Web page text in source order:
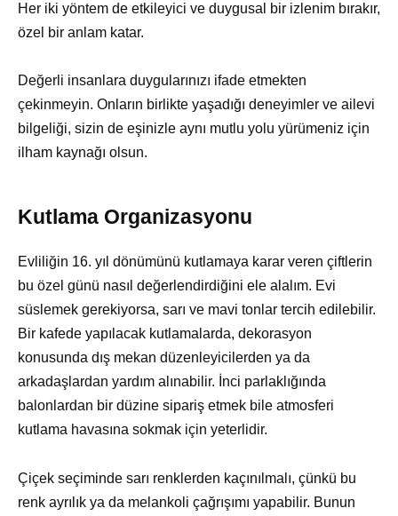
Her iki yöntem de etkileyici ve duygusal bir izlenim bırakır,
özel bir anlam katar.
Değerli insanlara duygularınızı ifade etmekten
çekinmeyin. Onların birlikte yaşadığı deneyimler ve ailevi
bilgeliği, sizin de eşinizle aynı mutlu yolu yürümeniz için
ilham kaynağı olsun.
Kutlama Organizasyonu
Evliliğin 16. yıl dönümünü kutlamaya karar veren çiftlerin
bu özel günü nasıl değerlendirdiğini ele alalım. Evi
süslemek gerekiyorsa, sarı ve mavi tonlar tercih edilebilir.
Bir kafede yapılacak kutlamalarda, dekorasyon
konusunda dış mekan düzenleyicilerden ya da
arkadaşlardan yardım alınabilir. İnci parlaklığında
balonlardan bir düzine sipariş etmek bile atmosferi
kutlama havasına sokmak için yeterlidir.
Çiçek seçiminde sarı renklerden kaçınılmalı, çünkü bu
renk ayrılık ya da melankoli çağrışımı yapabilir. Bunun